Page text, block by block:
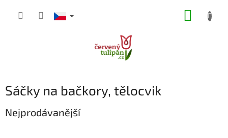
Sáčky na bačkory, tělocvik
Nejprodávanější